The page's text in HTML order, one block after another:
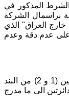
الشرط المذكور في
"رابعا" من المادة -4- الخاصة براسمال الشركة
خارج العراق" الذي
على عدم دقة وعدم
تضمن التعديل امرين: الاول هو الغاء نص الفقرتين (1 و 2) من البند
الى ما مدرج